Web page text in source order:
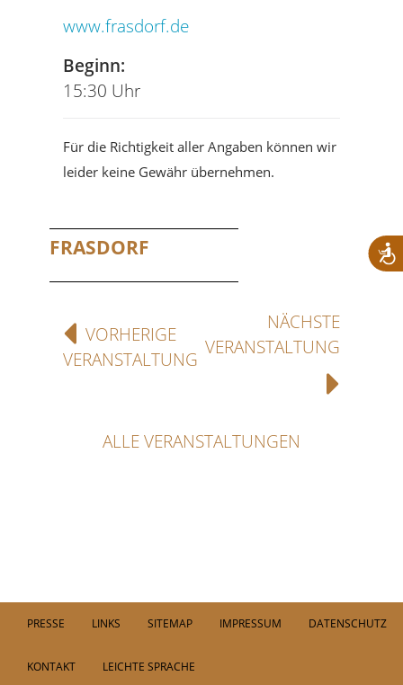
www.frasdorf.de
Beginn:
15:30 Uhr
Für die Richtigkeit aller Angaben können wir
leider keine Gewähr übernehmen.
FRASDORF
VORHERIGE
VERANSTALTUNG
NÄCHSTE
VERANSTALTUNG
ALLE VERANSTALTUNGEN
PRESSE LINKS SITEMAP IMPRESSUM DATENSCHUTZ
KONTAKT LEICHTE SPRACHE